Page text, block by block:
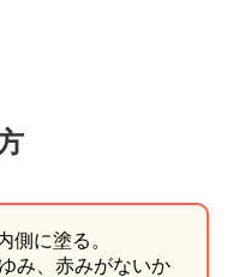
側に塗る。
み、赤みがないか